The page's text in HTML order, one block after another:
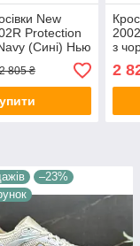
New
Protection
(Сині) Нью
замш
805 ₴
з
2
–23%